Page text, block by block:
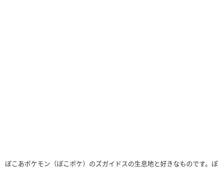
ぽこあポケモン（ぽこポケ）のズガイドスの生息地と好きなものです。ぽ